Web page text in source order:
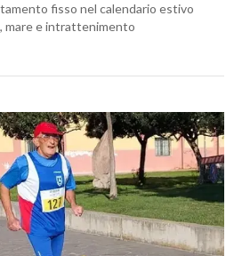
fisso nel calendario estivo
mare e intrattenimento